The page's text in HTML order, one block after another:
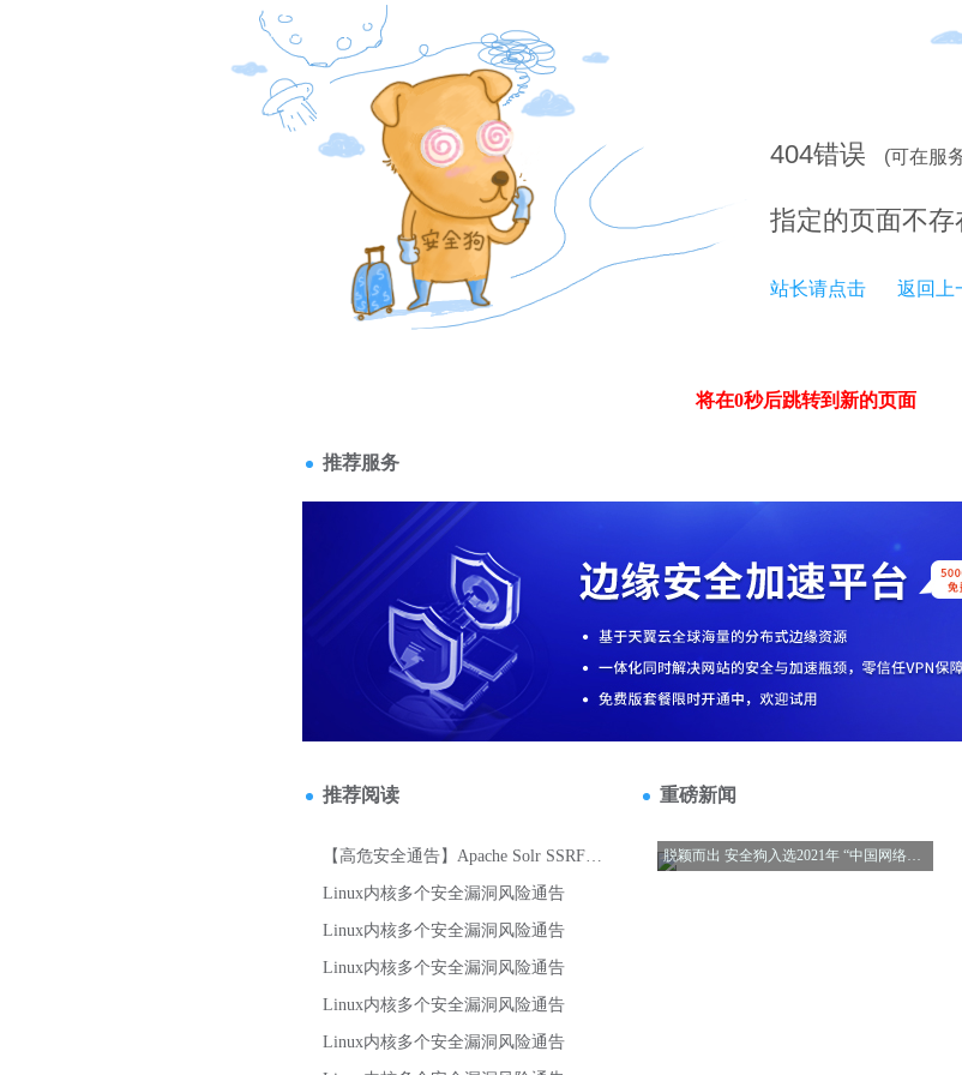
404错误 (可在服
指定的页面不存
站长请点击 返回上